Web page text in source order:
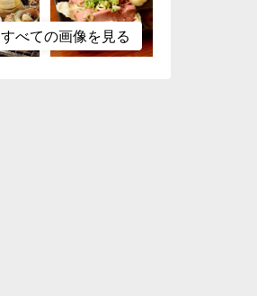
すべての画像を見る